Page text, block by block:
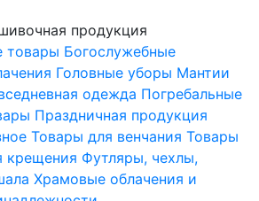
продукция
товары Богослужебные
Головные уборы Мантии
одежда Погребальные
Праздничная продукция
Товары для венчания Товары
крещения Футляры, чехлы,
Храмовые облачения и